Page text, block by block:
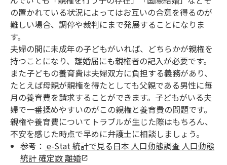
の置かれている状況によってはお互いの合意を得るのが
難しい場合、調停や裁判にまで発展することになりま
す。
夫婦の間に未成年の子どもがいれば、どちらかが親権を
持つことになり、離婚届にも親権者の記入が必要です。
また子どもの養育費は夫婦双方に負担する義務があり、
たとえば母親が親権を得たとしても父親である男性に毎
月の養育費を請求することができます。子どもがいる夫
婦で一番揉めやすいのがこの親権と養育費の問題です。
親権や養育費についてトラブルが生じた際はもちろん、
不安を感じた時点で早めに弁護士に相談しましょう。
参考： e-Stat 統計で見る日本 人口動態調査 人口動態
統計 確定数 離婚